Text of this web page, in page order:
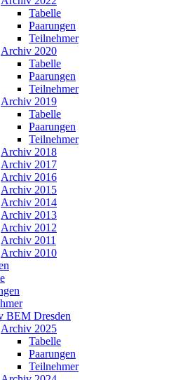
Tabelle
Paarungen
Teilnehmer
Archiv 2020
Tabelle
Paarungen
Teilnehmer
Archiv 2019
Tabelle
Paarungen
Teilnehmer
Archiv 2018
Archiv 2017
Archiv 2016
Archiv 2015
Archiv 2014
Archiv 2013
Archiv 2012
Archiv 2011
Archiv 2010
BEM Dresden
Archiv 2025
Tabelle
Paarungen
Teilnehmer